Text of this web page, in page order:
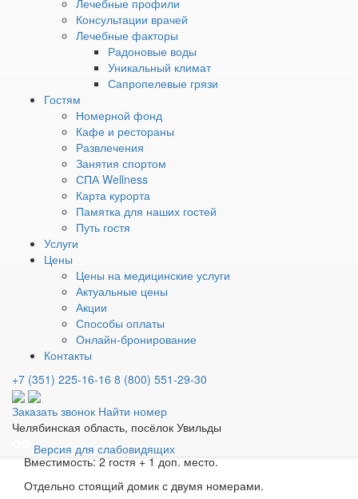
Лечебные профили
Консультации врачей
Лечебные факторы
Радоновые воды
Уникальный климат
Сапропелевые грязи
Гостям
Номерной фонд
Кафе и рестораны
Развлечения
Занятия спортом
СПА Wellness
Карта курорта
Памятка для наших гостей
Путь гостя
Услуги
Цены
Цены на медицинские услуги
Актуальные цены
Акции
Способы оплаты
Онлайн-бронирование
Контакты
+7 (351) 225-16-16 8 (800) 551-29-30
Заказать звонок Найти номер
Челябинская область, посёлок Увильды
Версия для слабовидящих
дизайн комнат может отличаться; корпус, этаж и тип
кроватей предоставляется в момент заселения, в
зависимости от наличия свободных номеров и заранее не
гарантируется.
Вы можете указать свои пожелания по размещению при
бронировании и мы по возможности их учтем.
Другие номера
Стандарт одноместный однокомнатный
Однокомнатный номер с 1 односпальной кроватью.
Вместимость: 1 гость + 1 доп. место.
Номер расположен в корпусах 1 и 2.
15 м2 Балкон
Подробнее о номере
Стандарт двухместный однокомнатный
Однокомнатный номер с 2 отдельными кроватями.
Вместимость: 2 гостя + 1 доп. место.
Номер расположен в корпусе 1.
15 м
Балкон
Подробнее о номере
Коттедж Стандарт
Однокомнатный номер с 2 отдельными кроватями или 1
двуспальной.
Вместимость: 2 гостя + 1 доп. место.
Отдельно стоящий домик с двумя номерами.